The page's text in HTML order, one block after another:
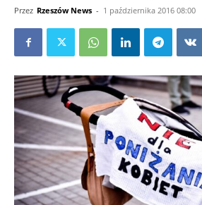
Przez Rzeszów News - 1 października 2016 08:00